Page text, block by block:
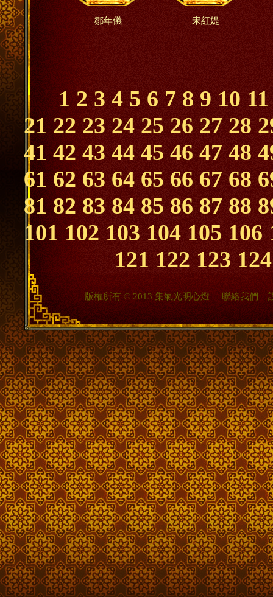
鄒年儀 宋紅媞
1 2 3 4 5 6 7 8 9 10 11
21 22 23 24 25 26 27 28
41 42 43 44 45 46 47 48
61 62 63 64 65 66 67 68
81 82 83 84 85 86 87 88
101 102 103 104 105 106
121 122 123 124
版權所有 © 2013 集氣光明心燈聯絡我們設